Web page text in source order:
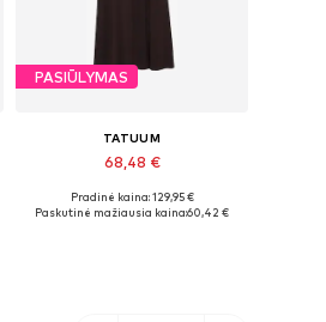
PASIŪLYMAS
TATUUM
68,48 €
Galimi dydžiai: 34, 38, 40
Pradinė kaina: 129,95 €
Paskutinė mažiausia kaina:60,42 €